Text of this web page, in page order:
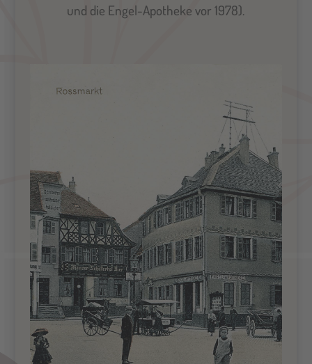
und die Engel-Apotheke vor 1978).